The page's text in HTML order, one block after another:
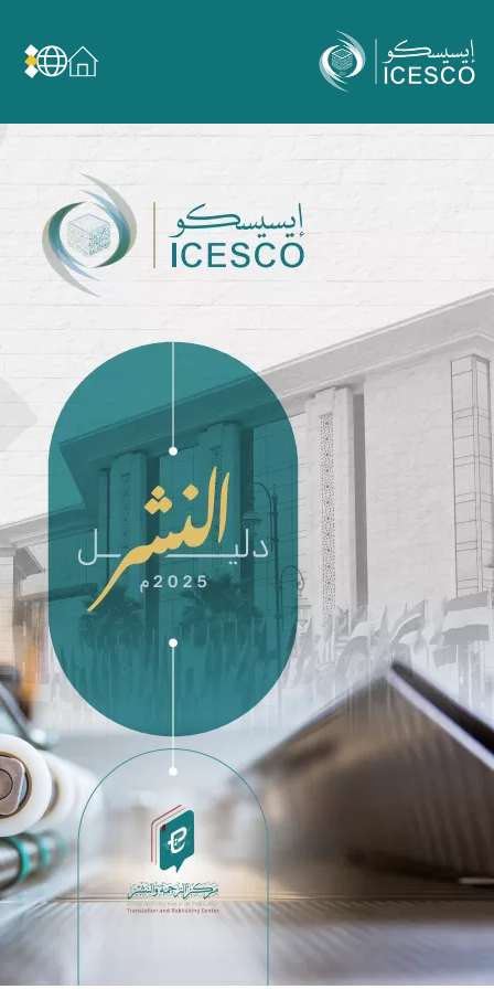
عن الإيسيسكو
الحوكمة
الأمانة العامة للجان الوطنية والمؤتمرات
الشراكات
تأثيرنا
أهداف التنمية المستدامة
البيانات
مكتبة الإيسيسكو الرقمية
متاحف ومعارض
الأخبار والأحداث
آخر الأخبار
الأحداث
وسائل التواصل الاجتماعي للإيسيسكو
الاتصال بنا
المقر
شاركونا
مركز الترجمة والنشر
دليل النشر